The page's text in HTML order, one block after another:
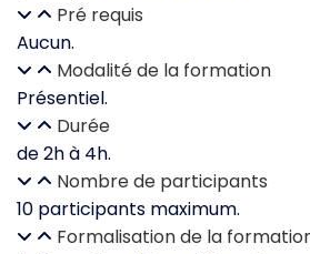
Pré requis
Aucun.
Modalité de la formation
Présentiel.
Durée
de 2h à 4h.
Nombre de participants
10 participants maximum.
Formalisation de la